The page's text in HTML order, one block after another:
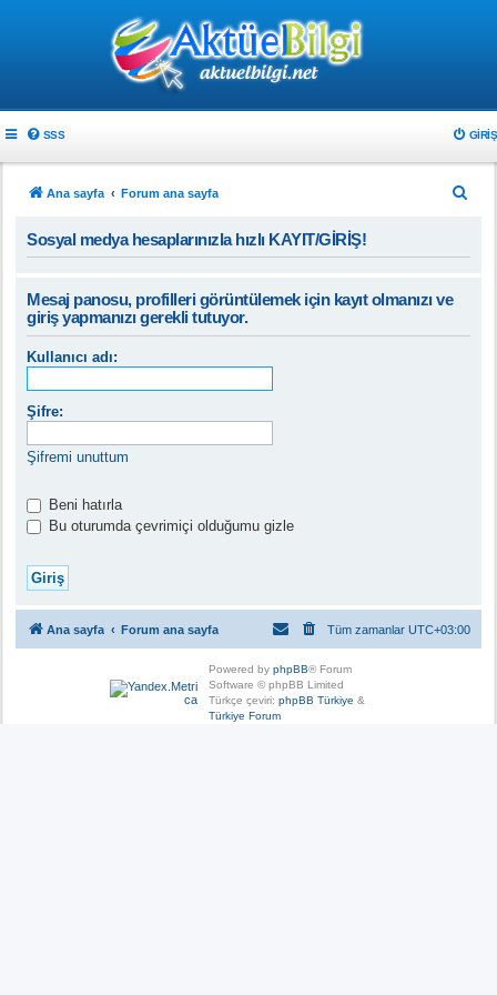
SSS GIRIŞ
Ana sayfa Forum ana sayfa
Sosyal medya hesaplarınızla hızlı KAYIT/GİRİŞ!
Mesaj panosu, profilleri görüntülemek için kayıt olmanızı ve
giriş yapmanızı gerekli tutuyor.
Kullanıcı adı:
Şifre:
Şifremi unuttum
Beni hatırla
Bu oturumda çevrimiçi olduğumu gizle
Ana sayfa Forum ana sayfa Tüm zamanlar UTC+03:00
Powered by phpBB® Forum
Software © phpBB Limited
Türkçe çeviri: phpBB Türkiye &
Türkiye Forum